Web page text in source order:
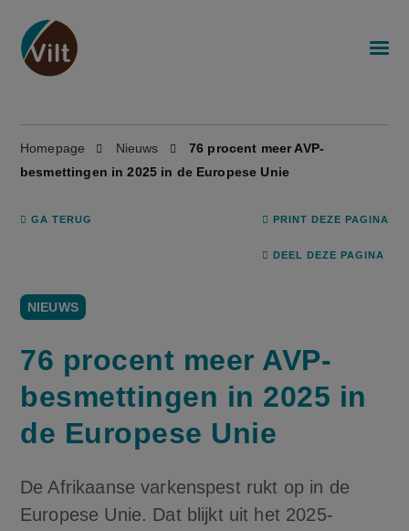
Homepage Nieuws
76 procent meer AVP-
besmettingen in 2025 in de Europese Unie
GA TERUG PRINT DEZE PAGINA
DEEL DEZE PAGINA
NIEUWS
76 procent meer AVP-
besmettingen in 2025 in
de Europese Unie
De Afrikaanse varkenspest rukt op in de
Europese Unie. Dat blijkt uit het 2025-